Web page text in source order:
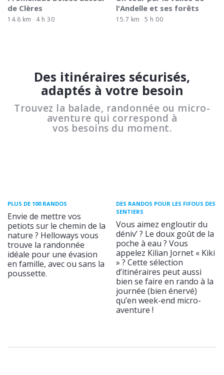
de Clères
14.6 km 4 h 30
l'Andelle et ses forêts
15.7 km 5 h 00
Des itinéraires sécurisés,
adaptés à votre besoin
Trouvez la balade, randonnée ou micro-
aventure qui correspond à
vos besoins du moment.
PLUS DE 100 RANDOS
Envie de mettre vos
petiots sur le chemin de la
nature ? Helloways vous
trouve la randonnée
idéale pour une évasion
en famille, avec ou sans la
poussette.
DES RANDOS POUR LES FIFOUS DES
SENTIERS
Vous aimez engloutir du
déniv’ ? Le doux goût de la
poche à eau ? Vous
appelez Kilian Jornet « Kiki
» ? Cette sélection
d’itinéraires peut aussi
bien se faire en rando à la
journée (bien énervé)
qu’en week-end micro-
aventure !